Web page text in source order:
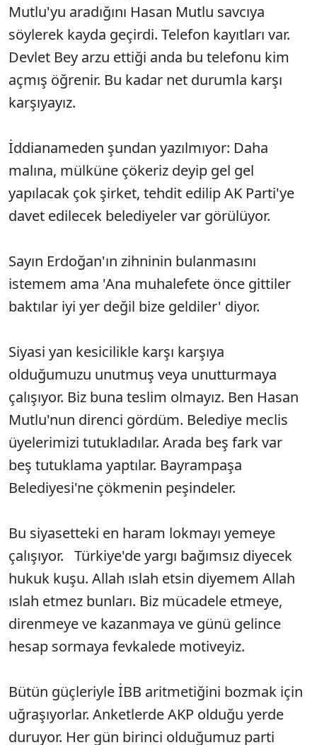
Mutlu'yu aradığını Hasan Mutlu savcıya
söylerek kayda geçirdi. Telefon kayıtları var.
Devlet Bey arzu ettiği anda bu telefonu kim
açmış öğrenir. Bu kadar net durumla karşı
karşıyayız.
İddianameden şundan yazılmıyor: Daha
malına, mülküne çökeriz deyip gel gel
yapılacak çok şirket, tehdit edilip AK Parti'ye
davet edilecek belediyeler var görülüyor.
Sayın Erdoğan'ın zihninin bulanmasını
istemem ama 'Ana muhalefete önce gittiler
baktılar iyi yer değil bize geldiler' diyor.
Siyasi yan kesicilikle karşı karşıya
olduğumuzu unutmuş veya unutturmaya
çalışıyor. Biz buna teslim olmayız. Ben Hasan
Mutlu'nun direnci gördüm. Belediye meclis
üyelerimizi tutukladılar. Arada beş fark var
beş tutuklama yaptılar. Bayrampaşa
Belediyesi'ne çökmenin peşindeler.
Bu siyasetteki en haram lokmayı yemeye
çalışıyor. Türkiye'de yargı bağımsız diyecek
hukuk kuşu. Allah ıslah etsin diyemem Allah
ıslah etmez bunları. Biz mücadele etmeye,
direnmeye ve kazanmaya ve günü gelince
hesap sormaya fevkalede motiveyiz.
Bütün güçleriyle İBB aritmetiğini bozmak için
uğraşıyorlar. Anketlerde AKP olduğu yerde
duruyor. Her gün birinci olduğumuz parti